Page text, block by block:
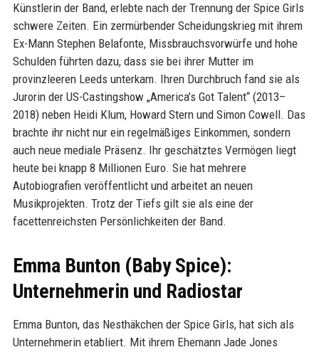
Künstlerin der Band, erlebte nach der Trennung der Spice Girls
schwere Zeiten. Ein zermürbender Scheidungskrieg mit ihrem
Ex-Mann Stephen Belafonte, Missbrauchsvorwürfe und hohe
Schulden führten dazu, dass sie bei ihrer Mutter im
provinzleeren Leeds unterkam. Ihren Durchbruch fand sie als
Jurorin der US-Castingshow „America’s Got Talent“ (2013–
2018) neben Heidi Klum, Howard Stern und Simon Cowell. Das
brachte ihr nicht nur ein regelmäßiges Einkommen, sondern
auch neue mediale Präsenz. Ihr geschätztes Vermögen liegt
heute bei knapp 8 Millionen Euro. Sie hat mehrere
Autobiografien veröffentlicht und arbeitet an neuen
Musikprojekten. Trotz der Tiefs gilt sie als eine der
facettenreichsten Persönlichkeiten der Band.
Emma Bunton (Baby Spice):
Unternehmerin und Radiostar
Emma Bunton, das Nesthäkchen der Spice Girls, hat sich als
Unternehmerin etabliert. Mit ihrem Ehemann Jade Jones